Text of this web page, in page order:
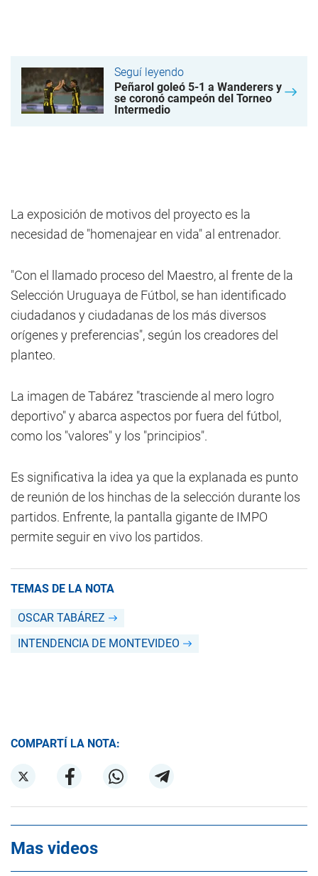
Seguí leyendo
Peñarol goleó 5-1 a Wanderers y
se coronó campeón del Torneo
Intermedio
La exposición de motivos del proyecto es la
necesidad de "homenajear en vida" al entrenador.
"Con el llamado proceso del Maestro, al frente de la
Selección Uruguaya de Fútbol, se han identificado
ciudadanos y ciudadanas de los más diversos
orígenes y preferencias", según los creadores del
planteo.
La imagen de Tabárez "trasciende al mero logro
deportivo" y abarca aspectos por fuera del fútbol,
como los "valores" y los "principios".
Es significativa la idea ya que la explanada es punto
de reunión de los hinchas de la selección durante los
partidos. Enfrente, la pantalla gigante de IMPO
permite seguir en vivo los partidos.
TEMAS DE LA NOTA
OSCAR TABÁREZ
INTENDENCIA DE MONTEVIDEO
COMPARTÍ LA NOTA:
Mas videos